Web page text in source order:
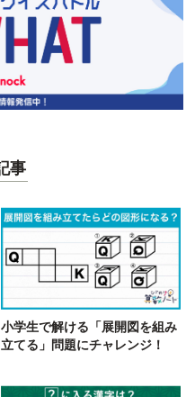
事
小学生で解ける「展開図を組み
立てる」問題にチャレンジ！